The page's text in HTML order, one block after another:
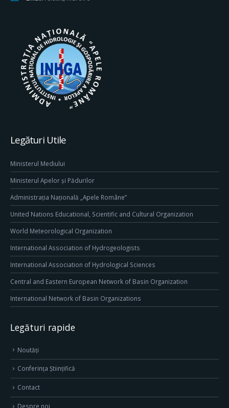
Legături Utile
Ministerul Mediului
Ministerul Apelor și Pădurilor
Administrația Națională „Apele Române”
United Nations Educational, Scientific and Cultural Organization
World Meteorological Organization
International Association of Hydrogeologists
International Association of Hydrological Sciences
Central and Eastern European Network of Basin Organization
International Network of Basin Organizations
Legături rapide
Noutăți
Conferința Științifică
Contact
Despre noi